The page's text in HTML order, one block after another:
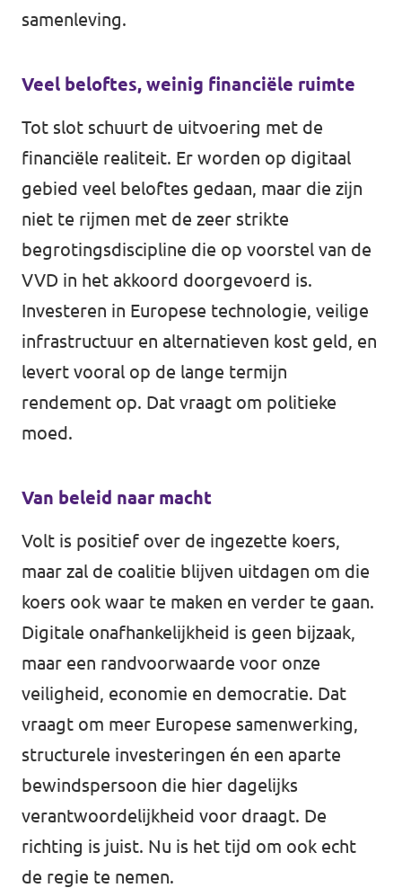
samenleving.
Veel beloftes, weinig financiële ruimte
Tot slot schuurt de uitvoering met de
financiële realiteit. Er worden op digitaal
gebied veel beloftes gedaan, maar die zijn
niet te rijmen met de zeer strikte
begrotingsdiscipline die op voorstel van de
VVD in het akkoord doorgevoerd is.
Investeren in Europese technologie, veilige
infrastructuur en alternatieven kost geld, en
levert vooral op de lange termijn
rendement op. Dat vraagt om politieke
moed.
Van beleid naar macht
Volt is positief over de ingezette koers,
maar zal de coalitie blijven uitdagen om die
koers ook waar te maken en verder te gaan.
Digitale onafhankelijkheid is geen bijzaak,
maar een randvoorwaarde voor onze
veiligheid, economie en democratie. Dat
vraagt om meer Europese samenwerking,
structurele investeringen én een aparte
bewindspersoon die hier dagelijks
verantwoordelijkheid voor draagt. De
richting is juist. Nu is het tijd om ook echt
de regie te nemen.